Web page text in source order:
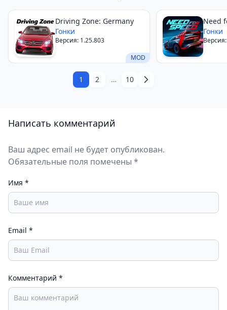
MOD
Driving Zone: Germany
Гонки
Версия: 1.25.803
Need
Гонки
1 2 … 10
Написать комментарий
Ваш адрес email не будет опубликован.
Обязательные поля помечены *
Имя *
Email *
Комментарий *